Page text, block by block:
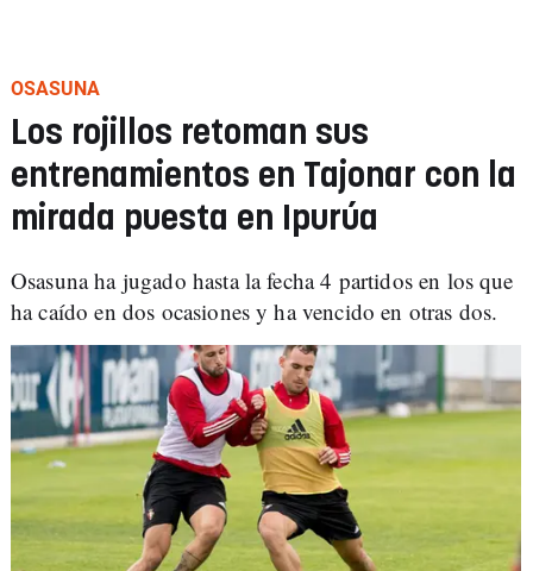
OSASUNA
Los rojillos retoman sus
entrenamientos en Tajonar con la
mirada puesta en Ipurúa
Osasuna ha jugado hasta la fecha 4 partidos en los que
ha caído en dos ocasiones y ha vencido en otras dos.